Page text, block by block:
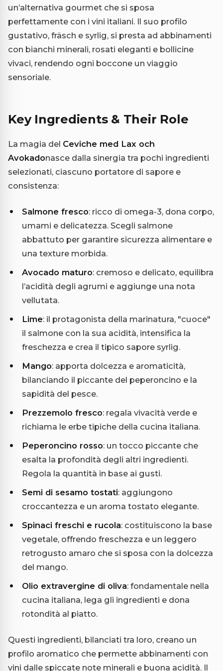
un’alternativa gourmet che si sposa
perfettamente con i vini italiani. Il suo profilo
gustativo, fräsch e syrlig, si presta ad abbinamenti
con bianchi minerali, rosati eleganti e bollicine
vivaci, rendendo ogni boccone un viaggio
sensoriale.
Key Ingredients & Their Role
La magia del Ceviche med Lax och
Avokadonasce dalla sinergia tra pochi ingredienti
selezionati, ciascuno portatore di sapore e
consistenza:
Salmone fresco: ricco di omega-3, dona corpo,
umami e delicatezza. Scegli salmone
abbattuto per garantire sicurezza alimentare e
una texture morbida.
Avocado maturo: cremoso e delicato, equilibra
l’acidità degli agrumi e aggiunge una nota
vellutata.
Lime: il protagonista della marinatura, "cuoce"
il salmone con la sua acidità, intensifica la
freschezza e crea il tipico sapore syrlig.
Mango: apporta dolcezza e aromaticità,
bilanciando il piccante del peperoncino e la
sapidità del pesce.
Prezzemolo fresco: regala vivacità verde e
richiama le erbe tipiche della cucina italiana.
Peperoncino rosso: un tocco piccante che
esalta la profondità degli altri ingredienti.
Regola la quantità in base ai gusti.
Semi di sesamo tostati: aggiungono
croccantezza e un aroma tostato elegante.
Spinaci freschi e rucola: costituiscono la base
vegetale, offrendo freschezza e un leggero
retrogusto amaro che si sposa con la dolcezza
del mango.
Olio extravergine di oliva: fondamentale nella
cucina italiana, lega gli ingredienti e dona
rotondità al piatto.
Questi ingredienti, bilanciati tra loro, creano un
profilo aromatico che permette abbinamenti con
vini dalle spiccate note minerali e buona acidità. Il